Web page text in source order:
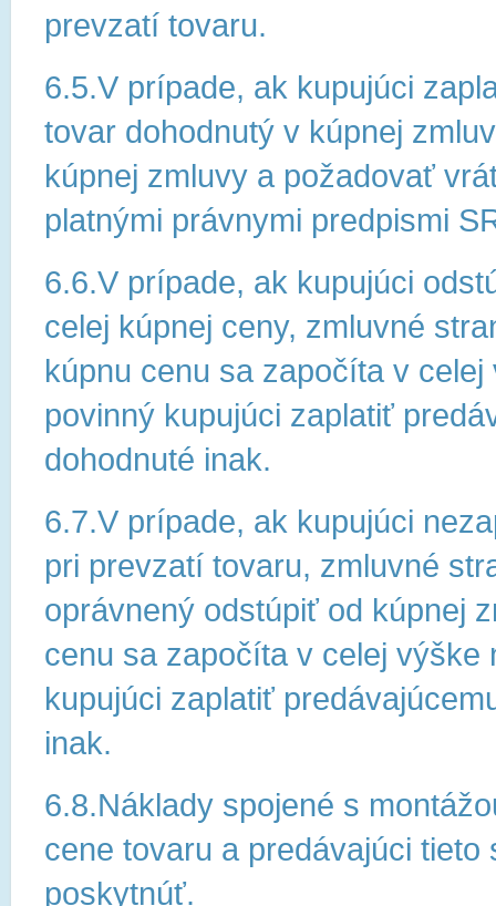
prevzatí tovaru.
6.5.V prípade, ak kupujúci
tovar dohodnutý v kúpnej
kúpnej zmluvy a požadovať
platnými právnymi predpismi
6.6.V prípade, ak kupujúci
celej kúpnej ceny, zmluvné
kúpnu cenu sa započíta v
povinný kupujúci zaplatiť
dohodnuté inak.
6.7.V prípade, ak kupujúci
pri prevzatí tovaru, zmluvné
oprávnený odstúpiť od kúpnej
cenu sa započíta v celej výške
kupujúci zaplatiť
inak.
6.8.Náklady spojené s
cene tovaru a predávajúci
poskytnúť.